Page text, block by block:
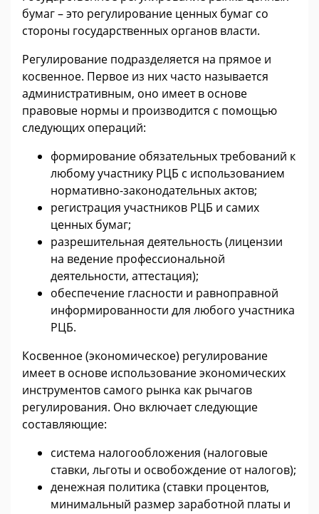
бумаг – это регулирование ценных бумаг со
стороны государственных органов власти.
Регулирование подразделяется на прямое и
косвенное. Первое из них часто называется
административным, оно имеет в основе
правовые нормы и производится с помощью
следующих операций:
формирование обязательных требований к
любому участнику РЦБ с использованием
нормативно-законодательных актов;
регистрация участников РЦБ и самих
ценных бумаг;
разрешительная деятельность (лицензии
на ведение профессиональной
деятельности, аттестация);
обеспечение гласности и равноправной
информированности для любого участника
РЦБ.
Косвенное (экономическое) регулирование
имеет в основе использование экономических
инструментов самого рынка как рычагов
регулирования. Оно включает следующие
составляющие:
система налогообложения (налоговые
ставки, льготы и освобождение от налогов);
денежная политика (ставки процентов,
минимальный размер заработной платы и